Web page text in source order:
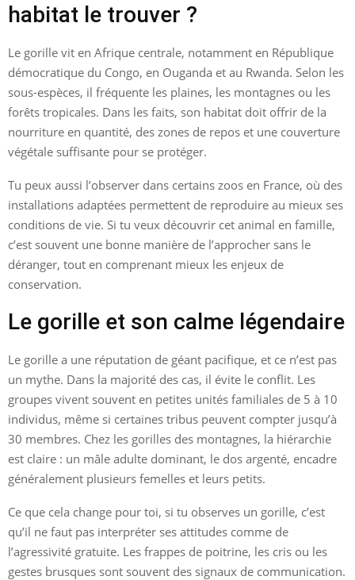
habitat le trouver ?
Le gorille vit en Afrique centrale, notamment en République
démocratique du Congo, en Ouganda et au Rwanda. Selon les
sous-espèces, il fréquente les plaines, les montagnes ou les
forêts tropicales. Dans les faits, son habitat doit offrir de la
nourriture en quantité, des zones de repos et une couverture
végétale suffisante pour se protéger.
Tu peux aussi l’observer dans certains zoos en France, où des
installations adaptées permettent de reproduire au mieux ses
conditions de vie. Si tu veux découvrir cet animal en famille,
c’est souvent une bonne manière de l’approcher sans le
déranger, tout en comprenant mieux les enjeux de
conservation.
Le gorille et son calme légendaire
Le gorille a une réputation de géant pacifique, et ce n’est pas
un mythe. Dans la majorité des cas, il évite le conflit. Les
groupes vivent souvent en petites unités familiales de 5 à 10
individus, même si certaines tribus peuvent compter jusqu’à
30 membres. Chez les gorilles des montagnes, la hiérarchie
est claire : un mâle adulte dominant, le dos argenté, encadre
généralement plusieurs femelles et leurs petits.
Ce que cela change pour toi, si tu observes un gorille, c’est
qu’il ne faut pas interpréter ses attitudes comme de
l’agressivité gratuite. Les frappes de poitrine, les cris ou les
gestes brusques sont souvent des signaux de communication.